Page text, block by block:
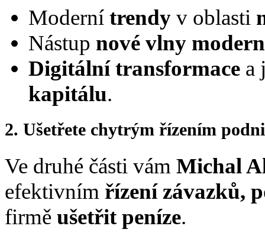
Moderní trendy v oblasti
Nástup nové vlny
Digitální transformace a
kapitálu.
2. Ušetřete chytrým řízením
Ve druhé části vám Michal
efektivním řízení závazků,
firmě ušetřit peníze.